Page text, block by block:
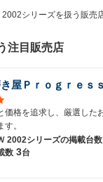
2002シリーズを扱う販売
注目販売店
屋Ｐｒｏｇｒｅｓ
価格を追求し、厳選した
す。
2002シリーズの掲載台数
数 3台